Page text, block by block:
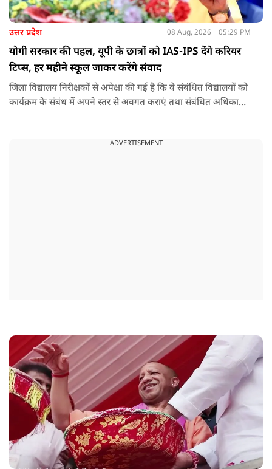
उत्तर प्रदेश 08 Aug, 2026 05:29 PM
योगी सरकार की पहल, यूपी के छात्रों को IAS-IPS देंगे करियर
टिप्स, हर महीने स्कूल जाकर करेंगे संवाद
जिला विद्यालय निरीक्षकों से अपेक्षा की गई है कि वे संबंधित विद्यालयों को
कार्यक्रम के संबंध में अपने स्तर से अवगत कराएं तथा संबंधित अधिकारी
मुख्य सचिव, माध्यमिक शिक्षा, पार्थ सारथी सेन शर्मा ने बताया कि मुख्य
ADVERTISEMENT